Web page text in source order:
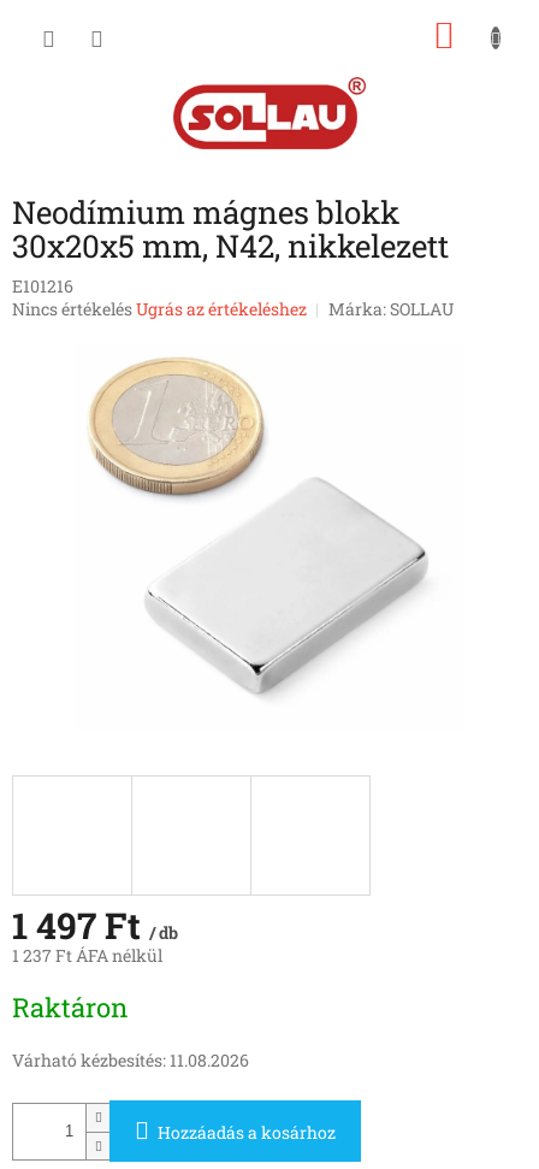
Neodímium mágnes blokk
30x20x5 mm, N42, nikkelezett
E101216
A
Nincs értékelésUgrás az értékeléshez Márka:SOLLAU
1 497 Ft / db
1 237 Ft ÁFA nélkül
Raktáron
Várható kézbesítés: 11.08.2026
Hozzáadás a kosárhoz